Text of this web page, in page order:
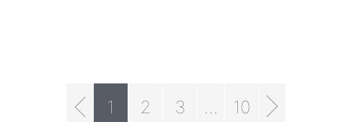
1 2 3 10